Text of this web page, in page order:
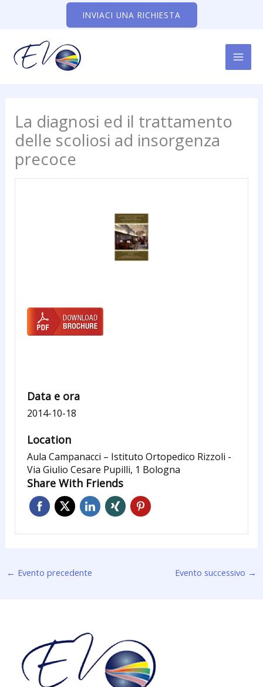
INVIACI UNA RICHIESTA
La diagnosi ed il trattamento
delle scoliosi ad insorgenza
precoce
Data e ora
2014-10-18
Location
Aula Campanacci – Istituto Ortopedico Rizzoli -
Via Giulio Cesare Pupilli, 1 Bologna
Share With Friends
← Evento precedente Evento successivo →